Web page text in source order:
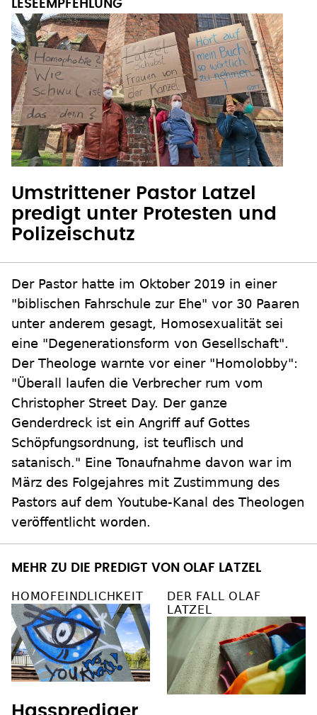
Umstrittener Pastor Latzel
predigt unter Protesten und
Polizeischutz
Der Pastor hatte im Oktober 2019 in einer
"biblischen Fahrschule zur Ehe" vor 30 Paaren
unter anderem gesagt, Homosexualität sei
eine "Degenerationsform von Gesellschaft".
Der Theologe warnte vor einer "Homolobby":
"Überall laufen die Verbrecher rum vom
Christopher Street Day. Der ganze
Genderdreck ist ein Angriff auf Gottes
Schöpfungsordnung, ist teuflisch und
satanisch." Eine Tonaufnahme davon war im
März des Folgejahres mit Zustimmung des
Pastors auf dem Youtube-Kanal des Theologen
veröffentlicht worden.
MEHR ZU DIE PREDIGT VON OLAF LATZEL
HOMOFEINDLICHKEIT
DER FALL OLAF
LATZEL